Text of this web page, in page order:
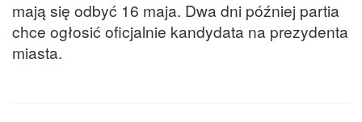
mają się odbyć 16 maja. Dwa dni później partia
chce ogłosić oficjalnie kandydata na prezydenta
miasta.